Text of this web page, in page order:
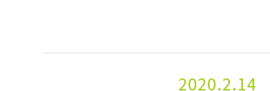
2020.2.14